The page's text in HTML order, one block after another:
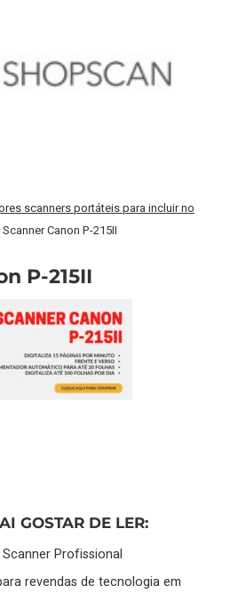
scanners portáteis para incluir no
Scanner Canon P-215II
P-215II
GOSTAR DE LER:
Profissional
revendas de tecnologia em